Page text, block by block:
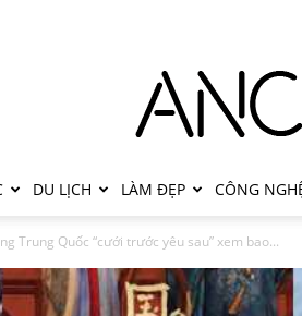
DU LỊCH LÀM ĐẸP CÔNG
Trung Quốc “cưới trước yêu sau” xem bao...